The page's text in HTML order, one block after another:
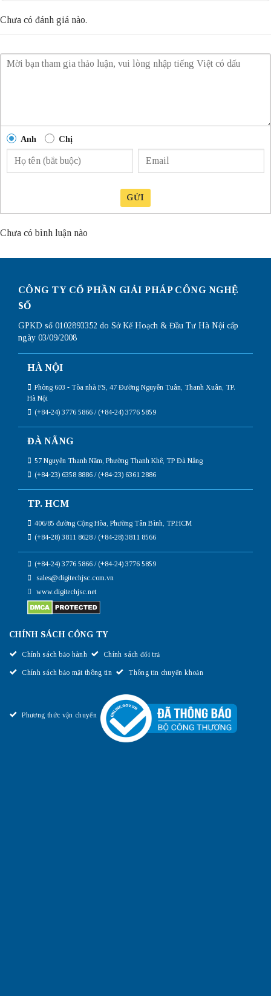
Chưa có đánh giá nào.
Anh Chị
GỬI
Chưa có bình luận nào
CÔNG TY CỔ PHẦN GIẢI PHÁP CÔNG NGHỆ
SỐ
GPKD số 0102893352 do Sở Kế Hoạch & Đầu Tư Hà Nội cấp
ngày 03/09/2008
HÀ NỘI
Phòng 603 - Tòa nhà FS, 47 Đường Nguyễn Tuân, Thanh Xuân, TP.
Hà Nội
(+84-24) 3776 5866 / (+84-24) 3776 5859
ĐÀ NẴNG
57 Nguyễn Thanh Năm, Phường Thanh Khê, TP Đà Nẵng
(+84-23) 6358 8886 / (+84-23) 6361 2886
TP. HCM
406/85 đường Cộng Hòa, Phường Tân Bình, TP.HCM
(+84-28) 3811 8628 / (+84-28) 3811 8566
(+84-24) 3776 5866 / (+84-24) 3776 5859
sales@digitechjsc.com.vn
www.digitechjsc.net
CHÍNH SÁCH CÔNG TY
Chính sách bảo hành Chính sách đổi trả
Chính sách bảo mật thông tin Thông tin chuyển khoản
Phương thức vận chuyển